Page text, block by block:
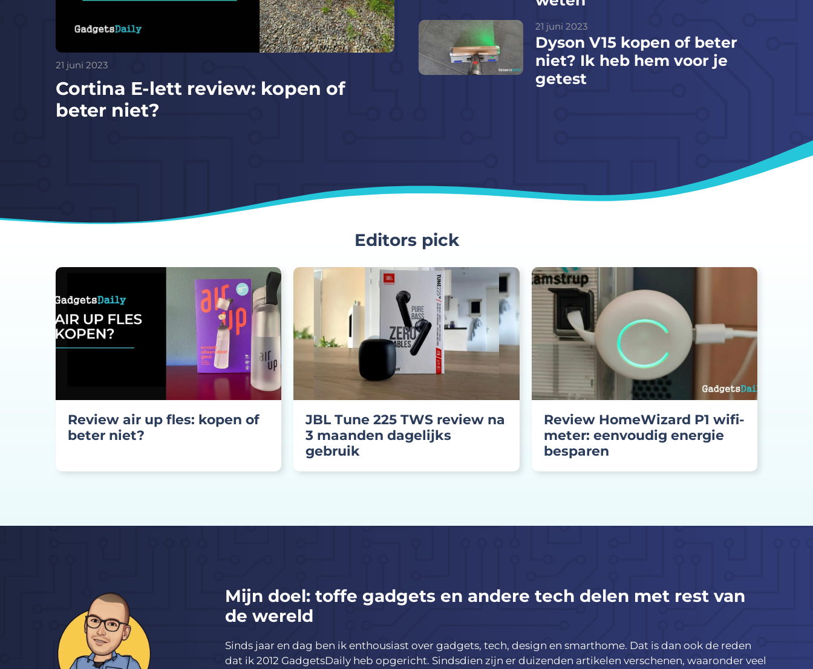
21 juni 2023
Cortina E-lett review: kopen of
beter niet?
21 juni 2023
Dyson V15 kopen of beter
niet? Ik heb hem voor je
getest
Editors pick
Review air up fles: kopen of
beter niet?
JBL Tune 225 TWS review na
3 maanden dagelijks
gebruik
Review HomeWizard P1 wifi-
meter: eenvoudig energie
besparen
Mijn doel: toffe gadgets en andere tech delen met rest van
de wereld
Sinds jaar en dag ben ik enthousiast over gadgets, tech, design en smarthome. Dat is dan ook de reden
dat ik 2012 GadgetsDaily heb opgericht. Sindsdien zijn er duizenden artikelen verschenen, waaronder veel